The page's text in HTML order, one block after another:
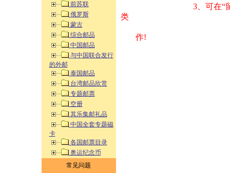
前苏联
俄罗斯
蒙古
综合邮品
中国邮品
与中国联合发行
的外邮
泰国邮品
台湾邮品欣赏
专题邮票
空册
其乐集邮礼品
中国全套专题磁
卡
各国邮票目录
奥运纪念币
常见问题
3、可在“
类 方式告之
作!